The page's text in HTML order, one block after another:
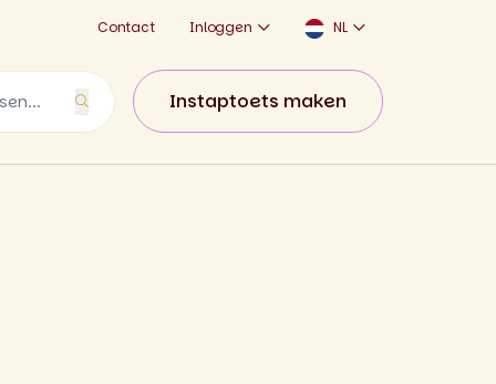
Contact Inloggen NL
Instaptoets maken